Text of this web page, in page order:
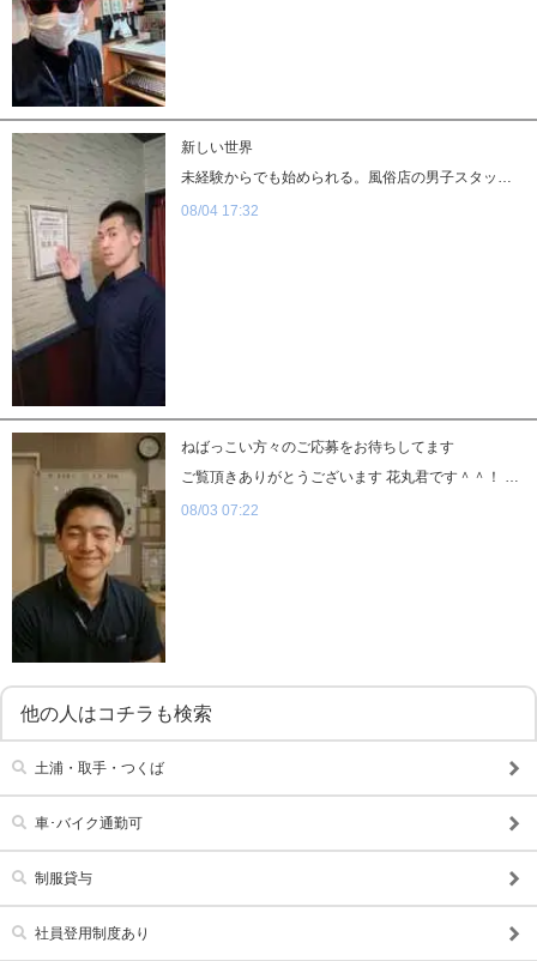
新しい世界
08/04 17:32
ねばっこい方々のご応募をお待ちしてます
08/03 07:22
他の人はコチラも検索
土浦・取手・つくば
車･バイク通勤可
制服貸与
社員登用制度あり